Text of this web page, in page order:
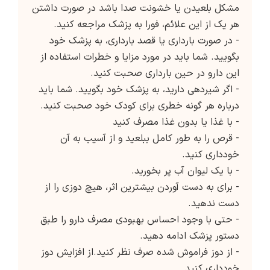
مشکل بلعیدن یا خشونت صدا باشد در صورت داشتن
هر یک از این علائم، فورا به پزشک مراجعه کنید.
- در صورت بارداری یا قصد بارداری، به پزشک خود
بگویید. شما باید در مورد مزایا و خطرات استفاده از
این دارو در حین بارداری صحبت کنید.
- اگر شیردهی دارید، به پزشک خود بگویید. شما باید
درباره هر گونه خطری برای کودک خود صحبت کنید.
- با غذا یا بدون غذا مصرف کنید
- قرص را به طور کامل ببلعید و از آسیب به آن
خودداری کنید.
- با یک لیوان آب پر بخورید.
- برای به دست آوردن بیشترین اثر، هیچ دوزی را از
دست ندهید.
- حتی با وجود احساس بهبودی مصرف دارو را طبق
دستور پزشک ادامه دهید.
- از دوز فراموش شده صرف نظر کنید.از افزایش دوز